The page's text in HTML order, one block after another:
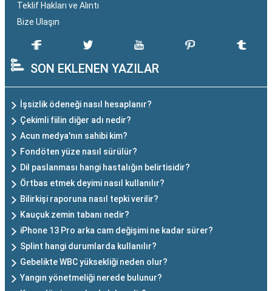
Teklif Hakları ve Alıntı
Bize Ulaşın
SON EKLENEN YAZILAR
İşsizlik ödeneği nasıl hesaplanır?
Çekimli fiilin diğer adı nedir?
Acun medya'nın sahibi kim?
Fondöten yüze nasıl sürülür?
Dil paslanması hangi hastalığın belirtisidir?
Örtbas etmek deyimi nasıl kullanılır?
Bilirkişi raporuna nasıl tepki verilir?
Kauçuk zemin tabanı nedir?
iPhone 13 Pro arka cam değişimi ne kadar sürer?
Splint hangi durumlarda kullanılır?
Gebelikte WBC yüksekliği neden olur?
Yangın yönetmeliği nerede bulunur?